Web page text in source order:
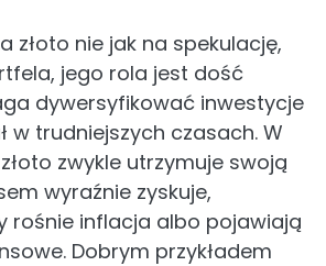
złoto nie jak na spekulację,
jego rola jest dość
dywersyfikować inwestycje
w trudniejszych czasach. W
zwykle utrzymuje swoją
wyraźnie zyskuje,
rośnie inflacja albo pojawiają
Dobrym przykładem